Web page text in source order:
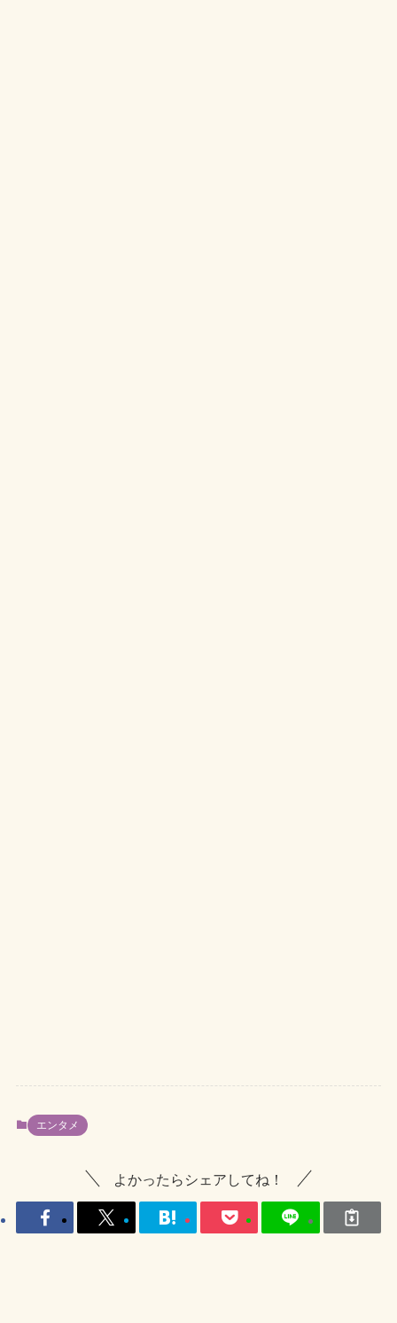
エンタメ
よかったらシェアしてね！